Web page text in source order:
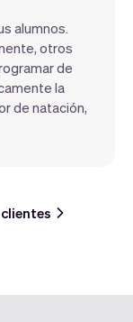
alumnos.
otros
de
la
de natación,